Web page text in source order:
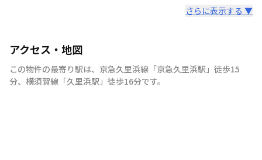
さらに表示する ▼
アクセス・地図
この物件の最寄り駅は、 京急久里浜線 「京急久里浜駅 」 徒歩15
分、 横須賀線 「久里浜駅 」 徒歩16分です。